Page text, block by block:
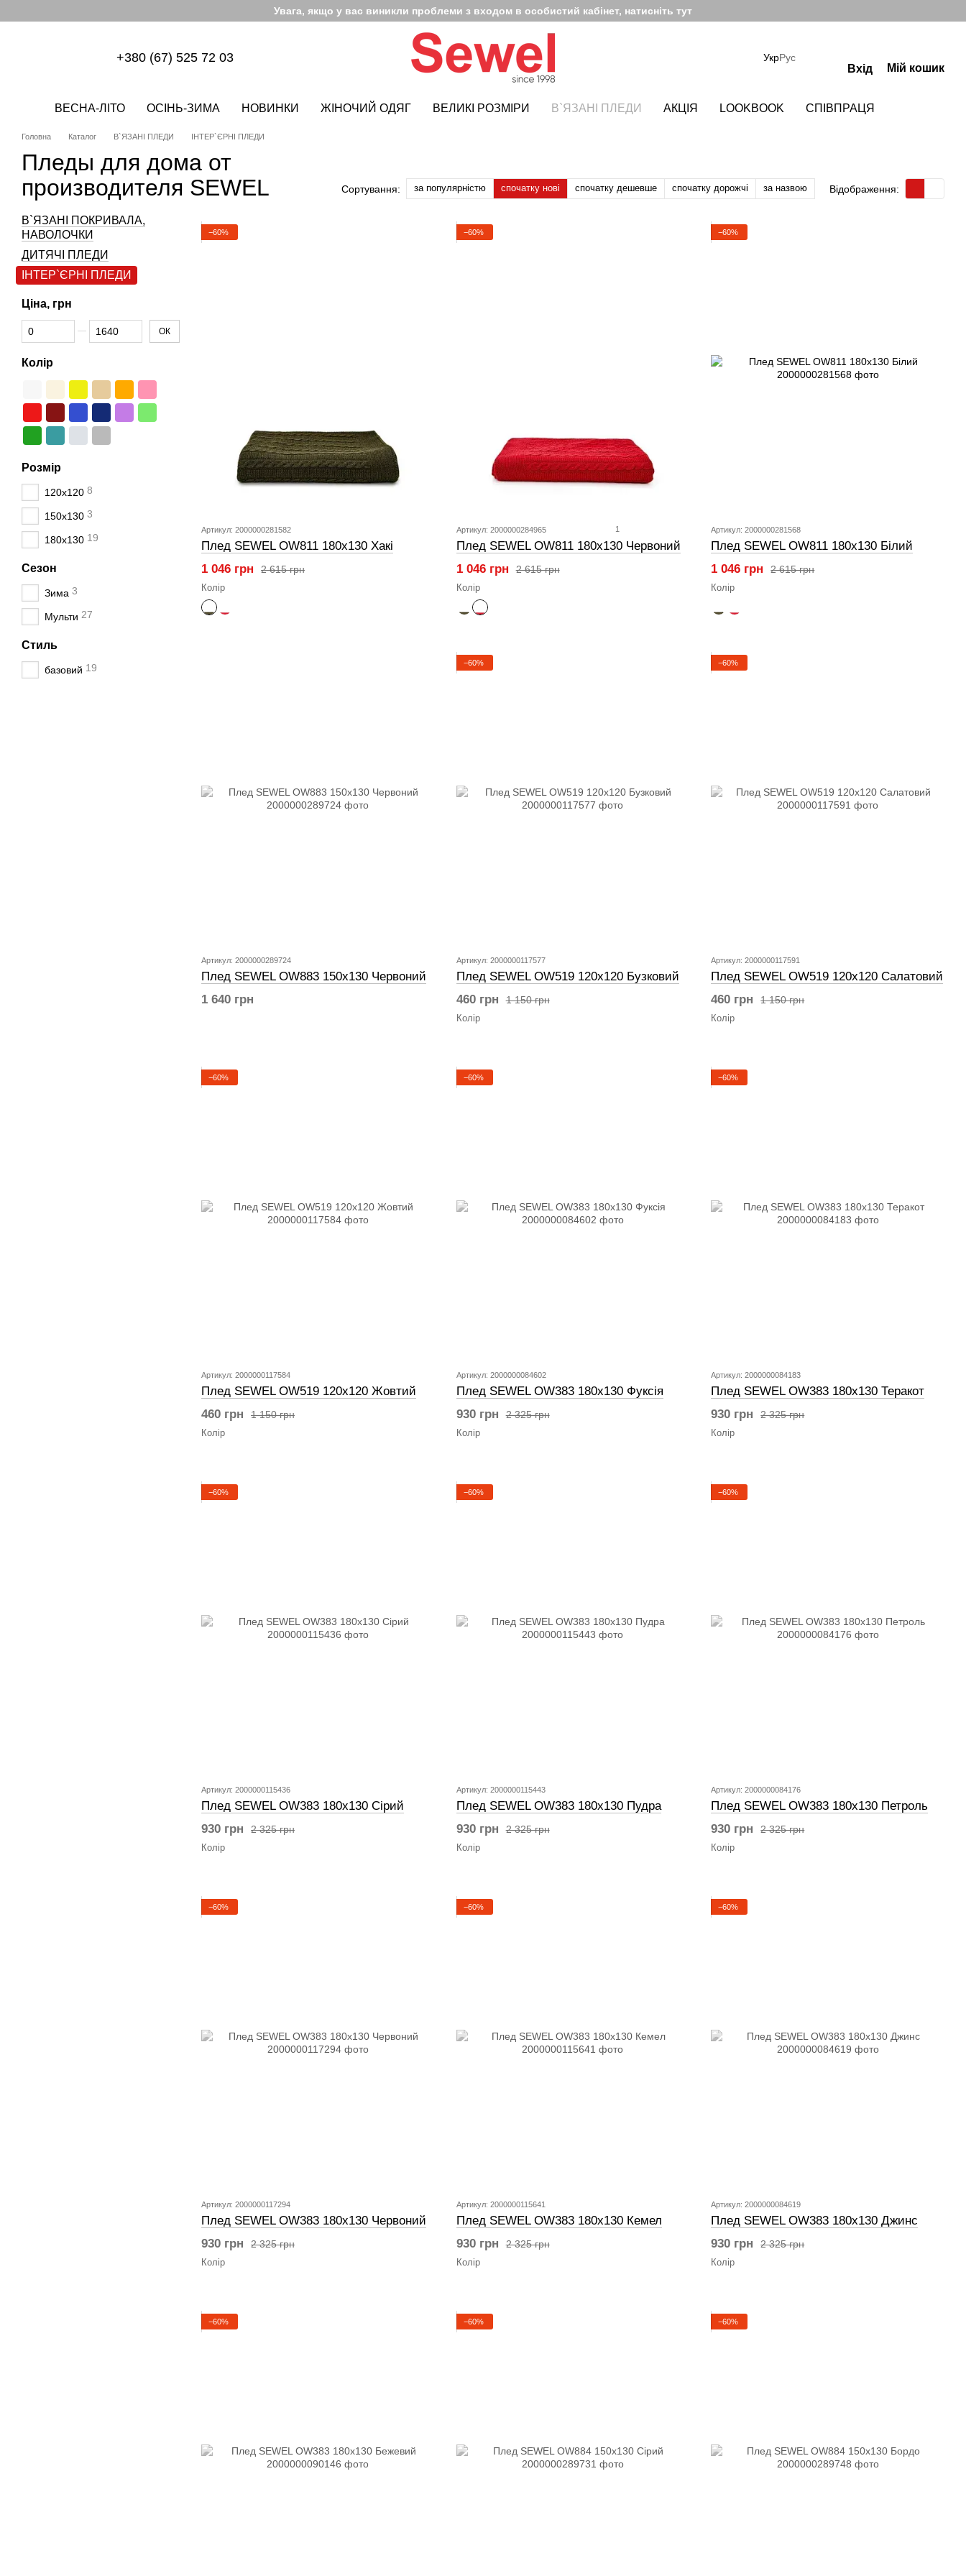
Увага, якщо у вас виникли проблеми з входом в особистий кабінет, натисніть тут
+380 (67) 525 72 03 УкрРус
Вхід Мій кошик
ВЕСНА-ЛІТО ОСІНЬ-ЗИМА НОВИНКИ ЖІНОЧИЙ ОДЯГ ВЕЛИКІ РОЗМІРИ В`ЯЗАНІ ПЛЕДИ АКЦІЯ LOOKBOOK СПІВПРАЦЯ
Головна Каталог В`ЯЗАНІ ПЛЕДИ ІНТЕР`ЄРНІ ПЛЕДИ
Пледы для дома от
производителя SEWEL
Сортування: за популярністю спочатку нові спочатку дешевше спочатку дорожчі за назвою Відображення:
−60%
Артикул: 2000000281582
Плед SEWEL OW811 180х130 Хакі
2 615 грн
1 046 грн
Колір
−60%
Артикул: 2000000284965 1
Плед SEWEL OW811 180х130 Червоний
2 615 грн
1 046 грн
Колір
−60%
Артикул: 2000000281568
Плед SEWEL OW811 180х130 Білий
2 615 грн
1 046 грн
Колір
Артикул: 2000000289724
Плед SEWEL OW883 150x130 Червоний
1 640 грн
−60%
Артикул: 2000000117577
Плед SEWEL OW519 120x120 Бузковий
1 150 грн
460 грн
Колір
−60%
Артикул: 2000000117591
Плед SEWEL OW519 120x120 Салатовий
1 150 грн
460 грн
Колір
−60%
Артикул: 2000000117584
Плед SEWEL OW519 120x120 Жовтий
1 150 грн
460 грн
Колір
−60%
Артикул: 2000000084602
Плед SEWEL OW383 180х130 Фуксія
2 325 грн
930 грн
Колір
−60%
Артикул: 2000000084183
Плед SEWEL OW383 180х130 Теракот
2 325 грн
930 грн
Колір
−60%
Артикул: 2000000115436
Плед SEWEL OW383 180х130 Сірий
2 325 грн
930 грн
Колір
−60%
Артикул: 2000000115443
Плед SEWEL OW383 180х130 Пудра
2 325 грн
930 грн
Колір
−60%
Артикул: 2000000084176
Плед SEWEL OW383 180х130 Петроль
2 325 грн
930 грн
Колір
−60%
Артикул: 2000000117294
Плед SEWEL OW383 180х130 Червоний
2 325 грн
930 грн
Колір
−60%
Артикул: 2000000115641
Плед SEWEL OW383 180х130 Кемел
2 325 грн
930 грн
Колір
−60%
Артикул: 2000000084619
Плед SEWEL OW383 180х130 Джинс
2 325 грн
930 грн
Колір
−60% −60% −60%
В`ЯЗАНІ ПОКРИВАЛА,
НАВОЛОЧКИ
ДИТЯЧІ ПЛЕДИ
ІНТЕР`ЄРНІ ПЛЕДИ
Ціна, грн
Від Ціна, грн
До Ціна, грн ОК
Колір
Розмір
120x120 8
150x130 3
180х130 19
Сезон
Зима 3
Мульти 27
Стиль
базовий 19